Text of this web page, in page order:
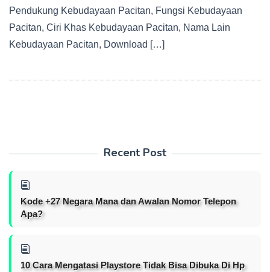
Pendukung Kebudayaan Pacitan, Fungsi Kebudayaan
Pacitan, Ciri Khas Kebudayaan Pacitan, Nama Lain
Kebudayaan Pacitan, Download […]
Recent Post
Kode +27 Negara Mana dan Awalan Nomor Telepon
Apa?
10 Cara Mengatasi Playstore Tidak Bisa Dibuka Di Hp